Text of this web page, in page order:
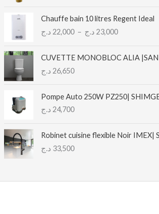
Chauffe bain 10 litres Regent Ideal
22,000 د.ج – 23,000 د.ج
a
e
r
0
CUVETTE MONOBLOC ALIA
26,650 د.ج
Pompe Auto 250W PZ250|
24,700 د.ج
Robinet cuisine flexible Noir IMEX|
33,500 د.ج